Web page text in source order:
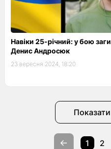
Навіки 25-річний: у бою
Денис Андросюк
23 вересня 2024, 18:20
1 2